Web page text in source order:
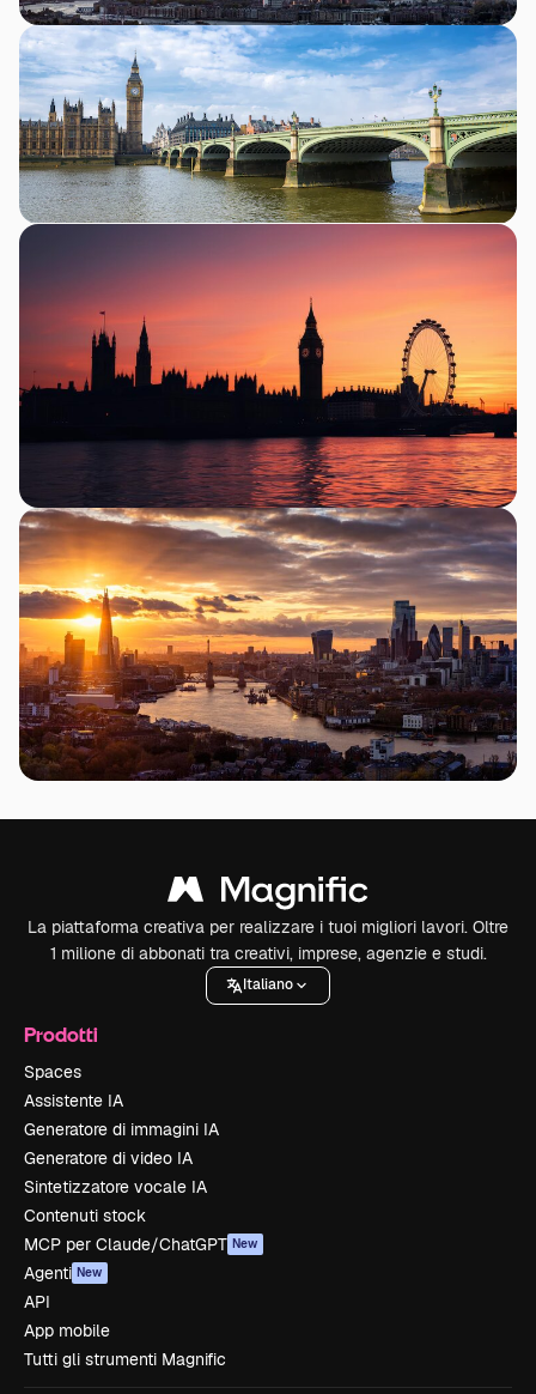
La piattaforma creativa per realizzare i tuoi migliori lavori. Oltre
1 milione di abbonati tra creativi, imprese, agenzie e studi.
Italiano
Prodotti
Spaces
Assistente IA
Generatore di immagini IA
Generatore di video IA
Sintetizzatore vocale IA
Contenuti stock
MCP per Claude/ChatGPT New
Agenti New
API
App mobile
Tutti gli strumenti Magnific